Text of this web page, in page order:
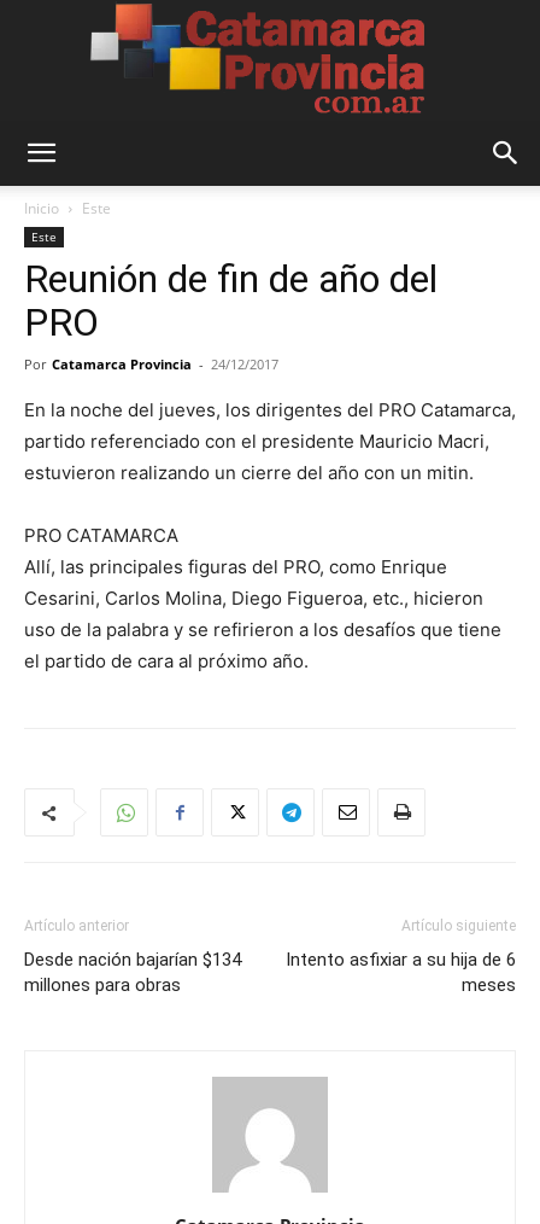
Provincia
Inicio Este
Este
Reunión de fin de año del
PRO
Por Catamarca Provincia - 24/12/2017
En la noche del jueves, los dirigentes del PRO Catamarca,
partido referenciado con el presidente Mauricio Macri,
estuvieron realizando un cierre del año con un mitin.
PRO CATAMARCA
Allí, las principales figuras del PRO, como Enrique
Cesarini, Carlos Molina, Diego Figueroa, etc., hicieron
uso de la palabra y se refirieron a los desafíos que tiene
el partido de cara al próximo año.
Artículo anterior
Desde nación bajarían $134
millones para obras
Artículo siguiente
Intento asfixiar a su hija de 6
meses